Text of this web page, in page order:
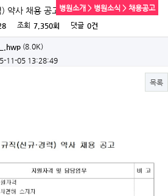
병원소개 > 병원소식 > 채용공고
약사 채용 공고
조회 7,350회 댓글 0건
_.hwp (8.0K)
11-05 13:28:49
목록